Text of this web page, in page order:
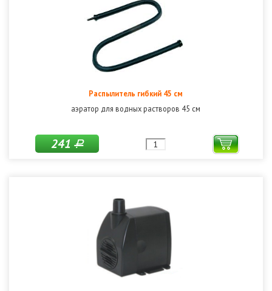
Распылитель гибкий 45 см
аэратор для водных растворов 45 см
241Р